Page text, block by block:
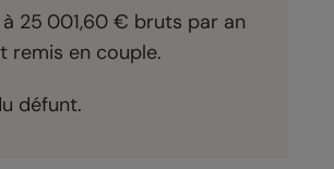
25 001,60 € bruts par an
remis en couple.
défunt.